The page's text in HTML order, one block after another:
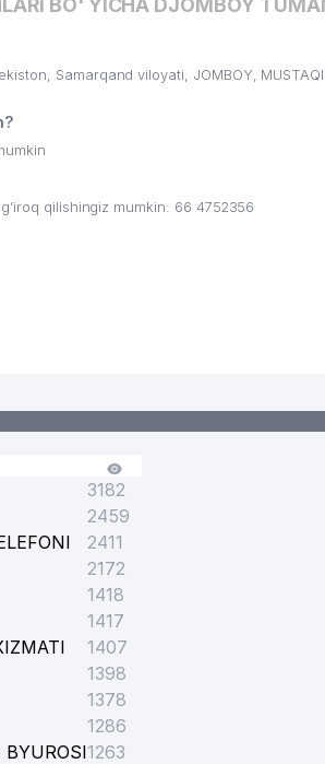
BO' YICHA DJOMBOY
Samarqand viloyati, JOMBOY,
qilishingiz mumkin: 66 4752356
3182
2459
2411
2172
1418
1417
1407
1398
1378
1286
1263